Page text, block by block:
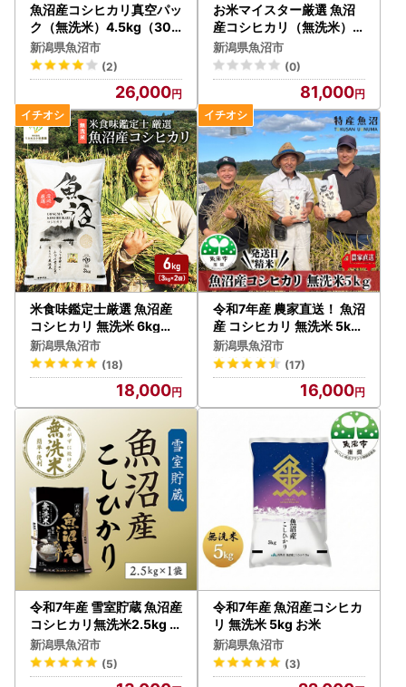
魚沼産コシヒカリ真空パッ
ク（無洗米）4.5kg（300
ｇ×15）
新潟県魚沼市
(2)
26,000
お米マイスター厳選 魚沼
産コシヒカリ（無洗米）9
kg（3kg×3）3ヶ月連続
お届け
新潟県魚沼市
(0)
81,000
米食味鑑定士厳選 魚沼産
コシヒカリ 無洗米 6kg【3
kg×２袋】 |コシヒカリ
新潟県魚沼市
(18)
18,000
令和7年産 農家直送！ 魚沼
産 コシヒカリ 無洗米 5kg
|コシヒカリ
新潟県魚沼市
(17)
16,000
令和7年産 雪室貯蔵 魚沼産
コシヒカリ無洗米2.5kg お
米
新潟県魚沼市
(5)
令和7年産 魚沼産コシヒカ
リ 無洗米 5kg お米
新潟県魚沼市
(3)